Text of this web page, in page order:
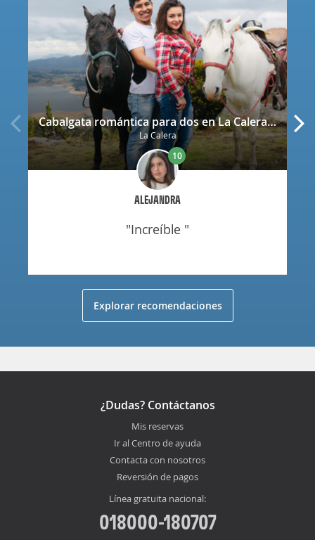
Cabalgata romántica para dos en La Calera con decoración
La Calera
ALEJANDRA
10
"increíble "
Explorar recomendaciones
¿Dudas? Contáctanos
Mis reservas
Ir al Centro de ayuda
Contacta con nosotros
Reversión de pagos
Línea gratuita nacional:
018000-180707